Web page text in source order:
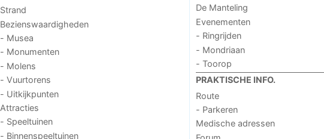
Strand
Bezienswaardigheden
- Musea
- Monumenten
- Molens
- Vuurtorens
- Uitkijkpunten
Attracties
- Speeltuinen
- Binnenspeeltuinen
De Manteling
Evenementen
- Ringrijden
- Mondriaan
- Toorop
PRAKTISCHE INFO.
Route
- Parkeren
Medische adressen